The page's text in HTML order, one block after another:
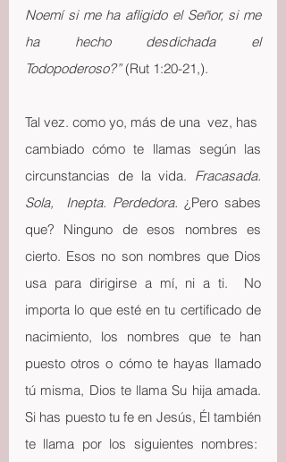
Noemí si me ha afligido el Señor, si me
ha hecho desdichada el
Todopoderoso?” (Rut 1:20-21,).
Tal vez. como yo, más de una  vez, has
cambiado cómo te llamas según las
circunstancias de la vida. Fracasada.
Sola,  Inepta. Perdedora. ¿Pero sabes
que? Ninguno de esos nombres es
cierto. Esos no son nombres que Dios
usa para dirigirse a mí, ni a ti.  No
importa lo que esté en tu certificado de
nacimiento, los nombres que te han
puesto otros o cómo te hayas llamado
tú misma, Dios te llama Su hija amada.
Si has puesto tu fe en Jesús, Él también
te llama por los siguientes nombres: